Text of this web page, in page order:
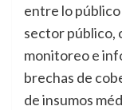
entre lo
sector público,
monitoreo e
brechas de
de insumos